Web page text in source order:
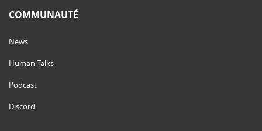
COMMUNAUTÉ
News
Human Talks
Podcast
Discord